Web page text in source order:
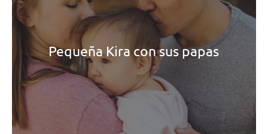
Pequeña Kira con sus papas